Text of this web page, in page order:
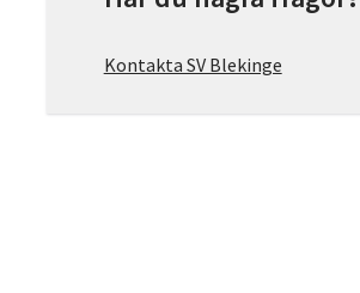
Kontakta SV Blekinge